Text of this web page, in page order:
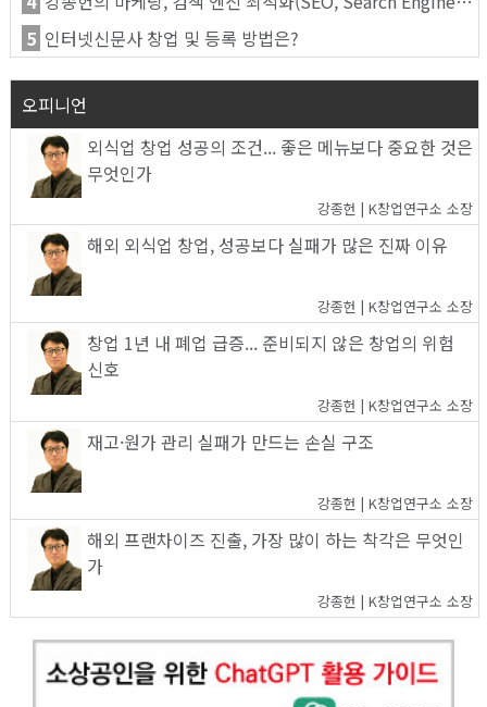
5 인터넷신문사 창업 및 등록 방법은?
오피니언
외식업 창업 성공의 조건... 좋은 메뉴보다 중요한 것은
무엇인가
강종헌 | K창업연구소 소장
해외 외식업 창업, 성공보다 실패가 많은 진짜 이유
강종헌 | K창업연구소 소장
창업 1년 내 폐업 급증... 준비되지 않은 창업의 위험
신호
강종헌 | K창업연구소 소장
재고·원가 관리 실패가 만드는 손실 구조
강종헌 | K창업연구소 소장
해외 프랜차이즈 진출, 가장 많이 하는 착각은 무엇인
가
강종헌 | K창업연구소 소장